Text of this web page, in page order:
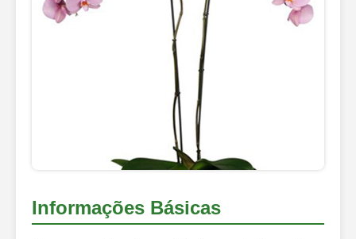
Informações Básicas